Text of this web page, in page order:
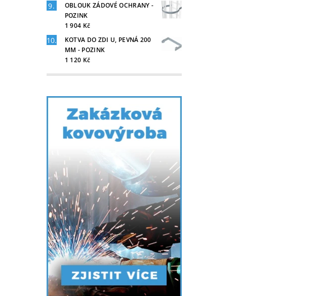
OBLOUK ZÁDOVÉ OCHRANY -
POZINK
1 904 Kč
KOTVA DO ZDI U, PEVNÁ 200
MM - POZINK
1 120 Kč